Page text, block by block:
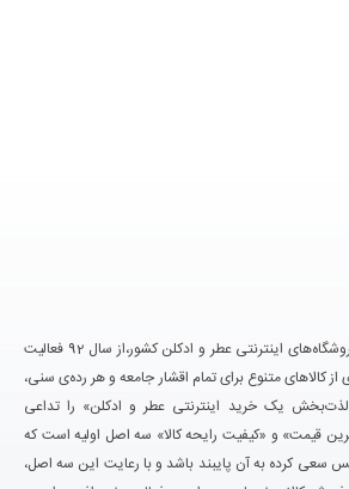
تکین مد یکی از بزرگ‌ترین فروشگاه‌های اینترنتی عطر و ادکلن کشور،از سال 92 فعالیت
از کالاهای متنوع برای تمام اقشار جامعه و هر رده‌ی سنی،
لذت‌بخش یک خرید اینترنتی عطر و ادکلن» را تداعی
قیمت» و «کیفیت رایحه کالا» سه اصل اولیه است که
سعی کرده به آن پایبند باشد و با رعایت این سه اصل،